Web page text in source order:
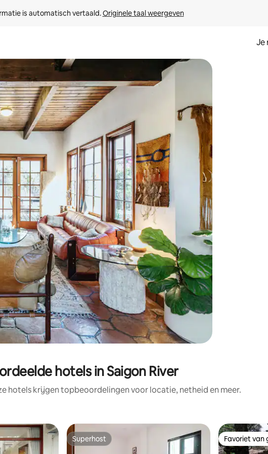
is automatisch vertaald. Originele taal weergeven
Je
de pijltjestoetsen omhoog en omlaag, óf door te tikken of swipen.
hotels in Saigon River
hotels krijgen topbeoordelingen voor locatie, netheid en meer.
Superhost
Superhost Favoriet van
Favoriet van